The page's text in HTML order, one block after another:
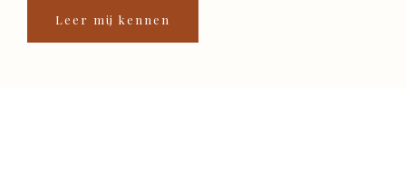
Leer mij kennen